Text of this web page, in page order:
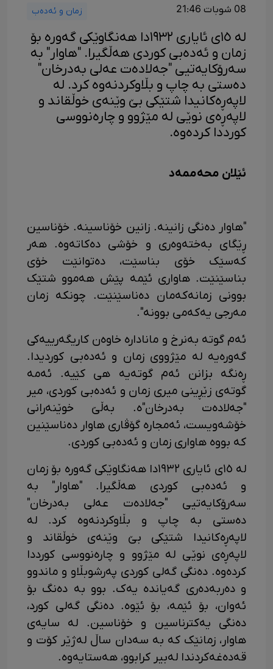
08 شوبات 21:46 زمان و ئەدەب
لە ١٥ی ئایاری ١٩٣٢دا هەنگاوێکی گەورە بۆ
زمان و ئەدەبی کوردی هەڵگیرا. "هاوار" بە
سەرۆکایەتیی "جەلادەت عەلی بەدرخان"
دەستی بە چاپ و بڵاوکردنەوە کرد. لە
لاپەڕەکانیدا شتێکی بێ وێنەی خوڵقاند و
لاپەڕەی نوێی لە مێژوو و چارەنووسی
کورددا کردەوە.
ئێلان محەممەد
"هاوار دەنگی زانینە. زانین خۆناسینە. خۆناسین
ڕێگای بەختەوەری و خۆشی دەکاتەوە. هەر
کەسێک خۆی بناسێت، دەتوانێت خۆی
بناسێنێت. هاواری ئێمە پێش هەموو شتێک
بوونی زمانەکەمان دەناسێنێت. چونکە زمان
مەرجی یەکەمی بوونە".
ئەم گوتە بەنرخ و مانادارە خاوەن کاریگەرییەکی
گەورەیە لە مێژووی زمان و ئەدەبی کوردیدا.
ڕەنگە بزانن ئەم گوتەیە هی کێیە. ئەمە
گوتەی زێڕینی میری زمان و ئەدەبی کوردی، میر
"جەلادەت بەدرخان"ە. بەڵێ خوێنەرانی
خۆشەویست، ئەمجارە گۆڤاری هاوار دەناسێنین
کە بووە هاواری زمان و ئەدەبی کوردی.
لە ١٥ی ئایاری ١٩٣٢دا هەنگاوێکی گەورە بۆ زمان
و ئەدەبی کوردی هەڵگیرا. "هاوار" بە
سەرۆکایەتیی "جەلادەت عەلی بەدرخان"
دەستی بە چاپ و بڵاوکردنەوە کرد. لە
لاپەڕەکانیدا شتێکی بێ وێنەی خوڵقاند و
لاپەڕەی نوێی لە مێژوو و چارەنووسی کورددا
کردەوە. دەنگی گەلی کوردی پەرشوبڵاو و ماندوو
و دەربەدەری گەیاندە یەک. بوو بە دەنگ بۆ
ئەوان، بۆ ئێمە، بۆ ئێوە. دەنگی گەلی کورد،
دەنگی یەکترناسین و خۆناسین. لە سایەی
هاوار، زمانێک کە بە سەدان ساڵ لەژێر کۆت و
قەدەغەکردندا لەبیر کرابوو، هەستایەوە.